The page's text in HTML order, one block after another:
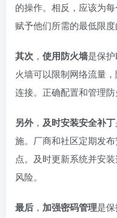
的操作。相反，应该为
赋予他们所需的最低限度
其次 ， 使用防火墙是保
火墙可以限制网络流量
连接。正确配置和管理防
另外， 及时安装安全补丁
施。厂商和社区定期发
点。及时更新系统并安
风险。
最后 ， 加强密码管理是